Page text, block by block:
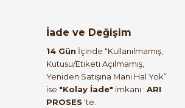
İade ve Değişim
14 Gün İçinde “Kullanılmamış,
Kutusu/Etiketi Açılmamış,
Yeniden Satışına Mani Hal Yok”
ise "Kolay İade" imkanı : ARI
PROSES 'te.